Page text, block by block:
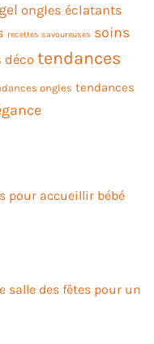
ongles éclatants
recettes savoureuses soins
déco tendances
ongles tendances
pour accueillir bébé
salle des fêtes pour un